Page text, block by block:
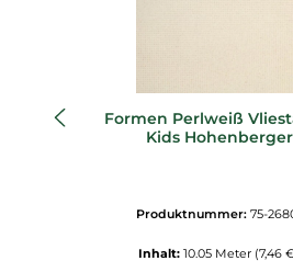
Formen Perlweiß
Kids
Produktnummer: 75-
Inhalt: 10.05 Meter (7,46